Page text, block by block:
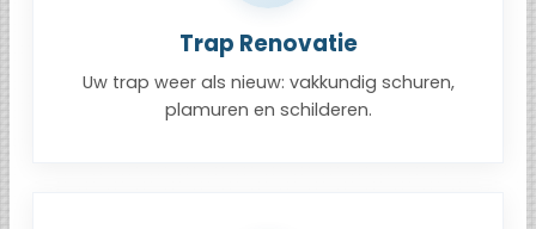
Trap Renovatie
Uw trap weer als nieuw: vakkundig schuren,
plamuren en schilderen.